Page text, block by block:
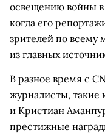
освещению войны в
когда его
зрителей по всему
из главных
В разное время с
журналисты, такие
и Кристиан
престижные